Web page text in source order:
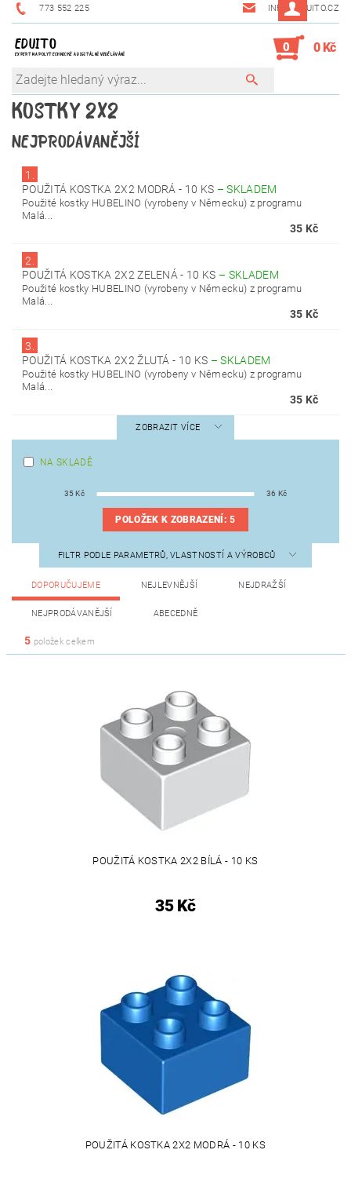
773 552 225 INFO@EDUITO.CZ
EDUITO
EXPERT NA POLYTECHNICKÉ A DIGITÁLNÍ VZDĚLÁVÁNÍ
0 0 Kč
KOSTKY 2X2
NEJPRODÁVANĚJŠÍ
1.
POUŽITÁ KOSTKA 2X2 MODRÁ - 10 KS –SKLADEM
Použité kostky HUBELINO (vyrobeny v Německu) z programu
Malá...
35 Kč
2.
POUŽITÁ KOSTKA 2X2 ZELENÁ - 10 KS – SKLADEM
Použité kostky HUBELINO (vyrobeny v Německu) z programu
Malá...
35 Kč
3.
POUŽITÁ KOSTKA 2X2 ŽLUTÁ - 10 KS –SKLADEM
Použité kostky HUBELINO (vyrobeny v Německu) z programu
Malá...
35 Kč
ZOBRAZIT VÍCE
NA SKLADĚ
35Kč 36 Kč
POLOŽEK K ZOBRAZENÍ:5
FILTR PODLE PARAMETRŮ, VLASTNOSTÍ A VÝROBCŮ
DOPORUČUJEME NEJLEVNĚJŠÍ NEJDRAŽŠÍ
NEJPRODÁVANĚJŠÍ ABECEDNĚ
5 položek celkem
POUŽITÁ KOSTKA 2X2 BÍLÁ - 10 KS
35 Kč
POUŽITÁ KOSTKA 2X2 MODRÁ - 10 KS